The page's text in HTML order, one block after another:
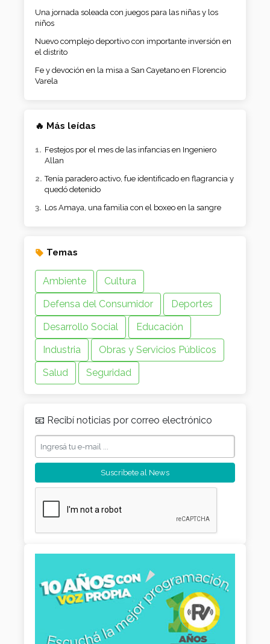
Una jornada soleada con juegos para las niñas y los
niños
Nuevo complejo deportivo con importante inversión en
el distrito
Fe y devoción en la misa a San Cayetano en Florencio
Varela
🔥 Más leídas
Festejos por el mes de las infancias en Ingeniero
Allan
Tenía paradero activo, fue identificado en flagrancia y
quedó detenido
Los Amaya, una familia con el boxeo en la sangre
Temas
Ambiente
Cultura
Defensa del Consumidor
Deportes
Desarrollo Social
Educación
Industria
Obras y Servicios Públicos
Salud
Seguridad
📧 Recibí noticias por correo electrónico